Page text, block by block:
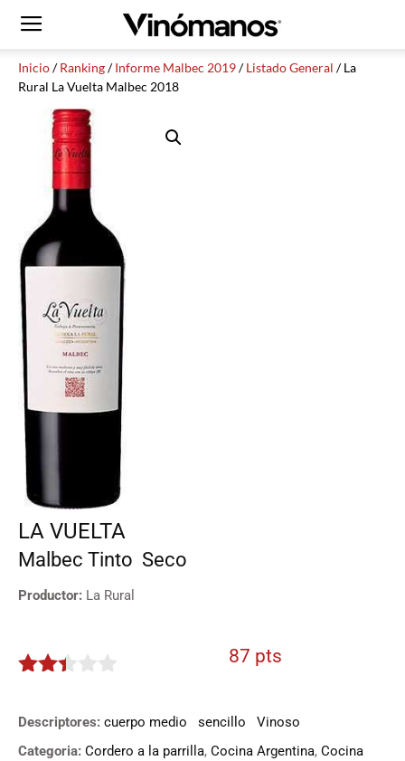
Inicio/Ranking/Informe Malbec 2019/Listado General / La
Rural La Vuelta Malbec 2018
LA VUELTA
Malbec Tinto Seco
Productor: La Rural
87 pts
Descriptores: cuerpo medio sencillo
Vinoso
Categoria: Cordero a la parrilla, Cocina Argentina, Cocina